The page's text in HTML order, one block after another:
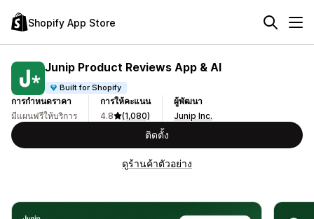
Shopify App Store
Junip Product Reviews App & AI
Built for Shopify
การกำหนดราคา
มีแผนฟรีให้บริการ
การให้คะแนน
4.8
(1,080)
ผู้พัฒนา
Junip Inc.
ติดตั้ง
ดูร้านค้าตัวอย่าง